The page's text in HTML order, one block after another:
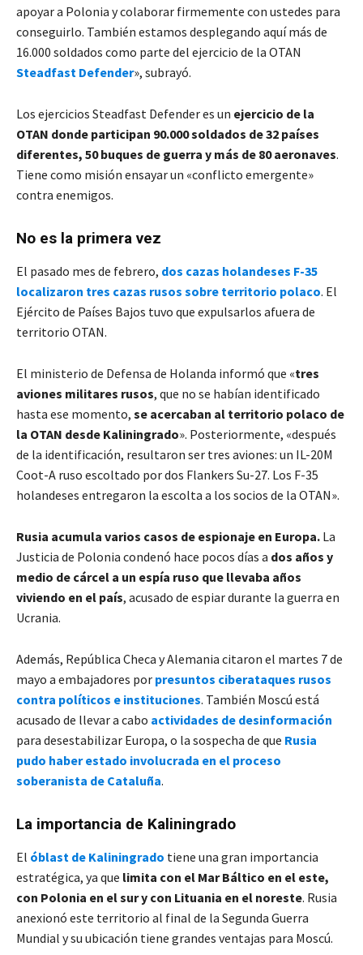
apoyar a Polonia y colaborar firmemente con ustedes para
conseguirlo. También estamos desplegando aquí más de
16.000 soldados como parte del ejercicio de la OTAN
Steadfast Defender», subrayó.
Los ejercicios Steadfast Defender es un ejercicio de la
OTAN donde participan 90.000 soldados de 32 países
diferentes, 50 buques de guerra y más de 80 aeronaves.
Tiene como misión ensayar un «conflicto emergente»
contra enemigos.
No es la primera vez
El pasado mes de febrero, dos cazas holandeses F-35
localizaron tres cazas rusos sobre territorio polaco. El
Ejército de Países Bajos tuvo que expulsarlos afuera de
territorio OTAN.
El ministerio de Defensa de Holanda informó que «tres
aviones militares rusos, que no se habían identificado
hasta ese momento, se acercaban al territorio polaco de
la OTAN desde Kaliningrado». Posteriormente, «después
de la identificación, resultaron ser tres aviones: un IL-20M
Coot-A ruso escoltado por dos Flankers Su-27. Los F-35
holandeses entregaron la escolta a los socios de la OTAN».
Rusia acumula varios casos de espionaje en Europa. La
Justicia de Polonia condenó hace pocos días a dos años y
medio de cárcel a un espía ruso que llevaba años
viviendo en el país, acusado de espiar durante la guerra en
Ucrania.
Además, República Checa y Alemania citaron el martes 7 de
mayo a embajadores por presuntos ciberataques rusos
contra políticos e instituciones. También Moscú está
acusado de llevar a cabo actividades de desinformación
para desestabilizar Europa, o la sospecha de que Rusia
pudo haber estado involucrada en el proceso
soberanista de Cataluña.
La importancia de Kaliningrado
El óblast de Kaliningrado tiene una gran importancia
estratégica, ya que limita con el Mar Báltico en el este,
con Polonia en el sur y con Lituania en el noreste. Rusia
anexionó este territorio al final de la Segunda Guerra
Mundial y su ubicación tiene grandes ventajas para Moscú.